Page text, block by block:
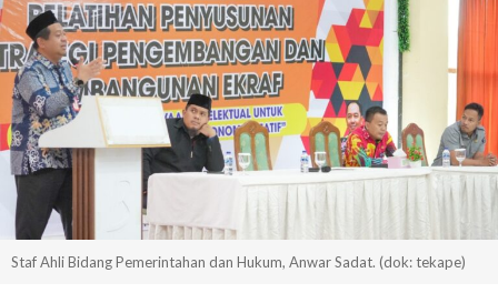
Staf Ahli Bidang Pemerintahan dan Hukum, Anwar Sadat. (dok: tekape)